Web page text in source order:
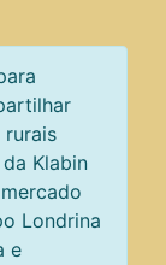
Klabin
Londrina
e